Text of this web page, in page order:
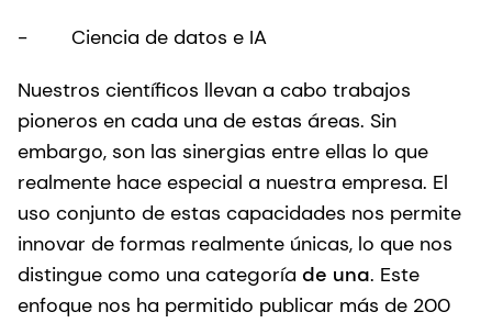
- Ciencia de datos e IA
Nuestros científicos llevan a cabo trabajos
pioneros en cada una de estas áreas. Sin
embargo, son las sinergias entre ellas lo que
realmente hace especial a nuestra empresa. El
uso conjunto de estas capacidades nos permite
innovar de formas realmente únicas, lo que nos
distingue como una categoría de una. Este
enfoque nos ha permitido publicar más de 200